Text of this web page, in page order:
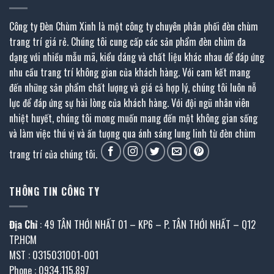
Công ty Đèn Chùm Xinh là một công ty chuyên phân phối đèn chùm
trang trí giá rẻ. Chúng tôi cung cấp các sản phẩm đèn chùm đa
dạng với nhiều mẫu mã, kiểu dáng và chất liệu khác nhau để đáp ứng
nhu cầu trang trí không gian của khách hàng. Với cam kết mang
đến những sản phẩm chất lượng và giá cả hợp lý, chúng tôi luôn nỗ
lực để đáp ứng sự hài lòng của khách hàng. Với đội ngũ nhân viên
nhiệt huyết, chúng tôi mong muốn mang đến một không gian sống
và làm việc thú vị và ấn tượng qua ánh sáng lung linh từ đèn chùm
trang trí của chúng tôi.
THÔNG TIN CÔNG TY
Địa Chỉ : 49 TÂN THỚI NHẤT 01 – KP6 – P. TÂN THỚI NHẤT – Q12
TP.HCM
MST : 0315031001-001
Phone : 0934.115.897